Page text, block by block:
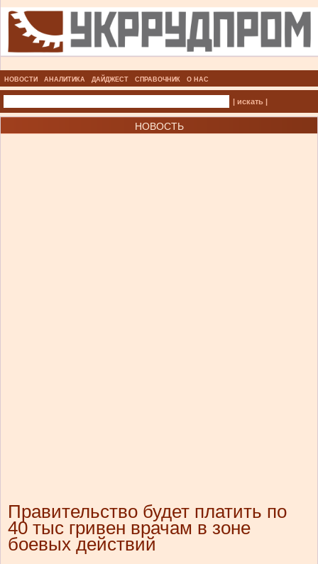
НОВОСТИ АНАЛИТИКА ДАЙДЖЕСТ СПРАВОЧНИК О НАС
| искать |
НОВОСТЬ
Правительство будет платить по
40 тыс гривен врачам в зоне
боевых действий